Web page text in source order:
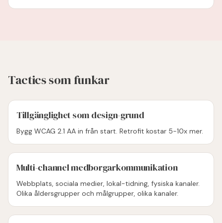
Tactics som funkar
Tillgänglighet som design-grund
Bygg WCAG 2.1 AA in från start. Retrofit kostar 5-10x mer.
Multi-channel medborgarkommunikation
Webbplats, sociala medier, lokal-tidning, fysiska kanaler.
Olika åldersgrupper och målgrupper, olika kanaler.